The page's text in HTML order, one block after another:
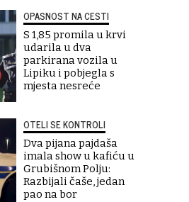
OPASNOST NA CESTI
S 1,85 promila u krvi
udarila u dva
parkirana vozila u
Lipiku i pobjegla s
mjesta nesreće
OTELI SE KONTROLI
Dva pijana pajdaša
imala show u kafiću u
Grubišnom Polju:
Razbijali čaše, jedan
pao na bor